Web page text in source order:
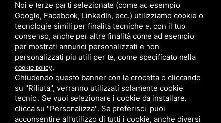
Partner
PRIVACY SITEMAP/ QUESTO SITO È PROTETTO DA GOOGLE
RECAPTCHA V3,PRIVACY POLICYE TERMS OF SERVICEDI GOOGLE.
Noi e terze parti selezionate (come ad esempio
Google, Facebook, LinkedIn, ecc.) utilizziamo cookie o
tecnologie simili per finalità tecniche e, con il tuo
consenso, anche per altre finalità come ad esempio
per mostrati annunci personalizzati e non
personalizzati più utili per te, come specificato nella
cookie policy.
Chiudendo questo banner con la crocetta o cliccando
su "Rifiuta", verranno utilizzati solamente cookie
tecnici. Se vuoi selezionare i cookie da installare,
clicca su "Personalizza". Se preferisci, puoi
acconsentire all'utilizzo di tutti i cookie, anche diversi